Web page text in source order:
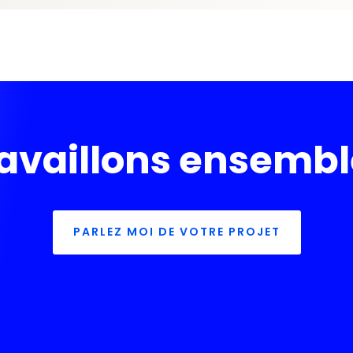
PARLEZ MOI DE VOTRE PROJET